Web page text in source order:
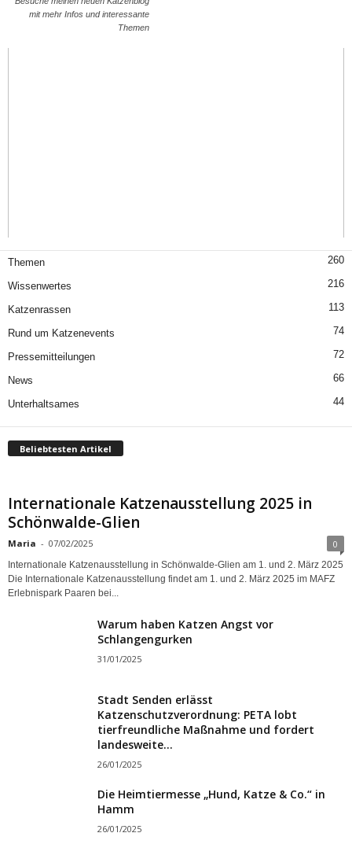
mit mehr Infos und interessante
Themen
Themen 260
Wissenwertes 216
Katzenrassen 113
Rund um Katzenevents 74
Pressemitteilungen 72
News 66
Unterhaltsames 44
Beliebtesten Artikel
Internationale Katzenausstellung 2025 in
Schönwalde-Glien
Maria - 07/02/2025 0
Internationale Katzenausstellung in Schönwalde-Glien am 1. und 2. März 2025
Die Internationale Katzenausstellung findet am 1. und 2. März 2025 im MAFZ
Erlebnispark Paaren bei...
Warum haben Katzen Angst vor
Schlangengurken
31/01/2025
Stadt Senden erlässt
Katzenschutzverordnung: PETA lobt
tierfreundliche Maßnahme und fordert
landesweite...
26/01/2025
Die Heimtiermesse „Hund, Katze & Co.“ in
Hamm
26/01/2025